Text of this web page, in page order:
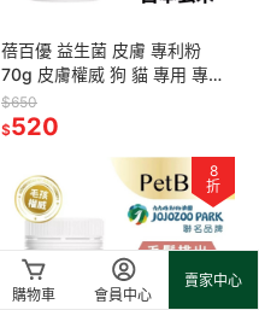
購物車 會員中心
賣家中心
蓓百優 益生菌 皮膚 專利粉
70g 皮膚權威 狗 貓 專用 專利
CBT益生菌×魚油×玄米萃取 神
經醯胺 寵物保健
$650
$520
8
折